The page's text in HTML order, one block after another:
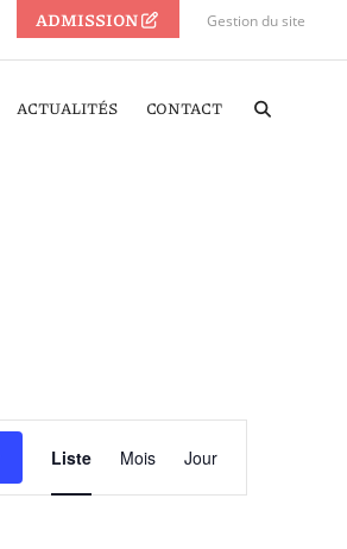
ADMISSION Gestion du site
ACTUALITÉS CONTACT
Liste Mois Jour